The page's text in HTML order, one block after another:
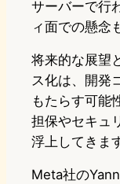
サーバーで行
ィ面での懸念
将来的な展望
ス化は、開発
もたらす可能
担保やセキュ
浮上してきま
Meta社の